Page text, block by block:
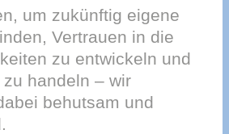
um zukünftig eigene
Vertrauen in die
zu entwickeln und
handeln – wir
behutsam und